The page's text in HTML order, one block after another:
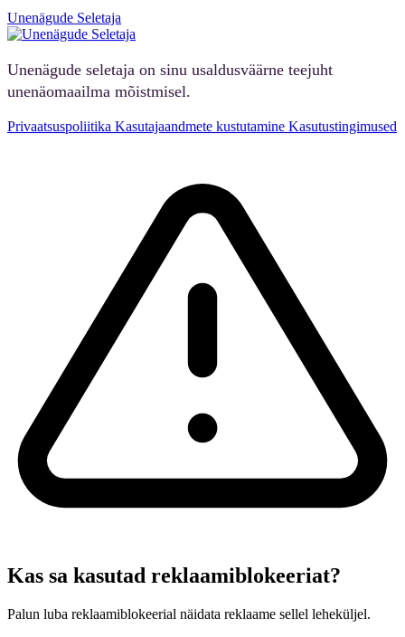
Unenägude Seletaja
Unenägude seletaja on sinu usaldusväärne teejuht
unenäomaailma mõistmisel.
Privaatsuspoliitika Kasutajaandmete kustutamine Kasutustingimused
Kas sa kasutad reklaamiblokeeriat?
Palun luba reklaamiblokeerial näidata reklaame sellel leheküljel.